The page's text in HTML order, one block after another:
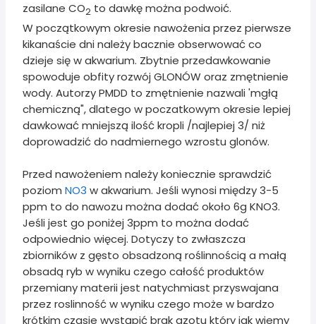
zasilane CO2 to dawkę można podwoić.
W początkowym okresie nawożenia przez pierwsze
kikanaście dni należy bacznie obserwować co
dzieje się w akwarium. Zbytnie przedawkowanie
spowoduje obfity rozwój GLONÓW oraz zmętnienie
wody. Autorzy PMDD to zmętnienie nazwali 'mgłą
chemiczną", dlatego w poczatkowym okresie lepiej
dawkować mniejszą ilość kropli /najlepiej 3/ niż
doprowadzić do nadmiernego wzrostu glonów.
Przed nawożeniem należy koniecznie sprawdzić
poziom NO3 w akwarium. Jeśli wynosi między 3-5
ppm to do nawozu można dodać około 6g KNO3.
Jeśli jest go poniżej 3ppm to można dodać
odpowiednio więcej. Dotyczy to zwłaszcza
zbiorników z gęsto obsadzoną roślinnością a małą
obsadą ryb w wyniku czego całość produktów
przemiany materii jest natychmiast przyswajana
przez roslinność w wyniku czego może w bardzo
krótkim czasie wystąpić brak azotu który jak wiemy